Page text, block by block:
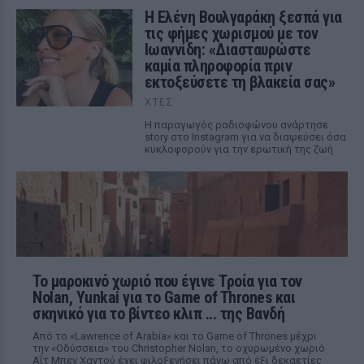
Η Ελένη Βουλγαράκη ξεσπά για
τις φήμες χωρισμού με τον
Ιωαννίδη: «Διασταυρώστε
καμία πληροφορία πριν
εκτοξεύσετε τη βλακεία σας»
ΧΤΕΣ
Η παραγωγός ραδιοφώνου ανάρτησε
story στο Instagram για να διαψεύσει όσα
κυκλοφορούν για την ερωτική της ζωή
Το μαροκινό χωριό που έγινε Τροία για τον
Nolan, Yunkai για το Game of Thrones και
σκηνικό για το βίντεο κλιπ ... της Βανδή
Από το «Lawrence of Arabia» και το Game of Thrones μέχρι
την «Οδύσσεια» του Christopher Nolan, το οχυρωμένο χωριό
Αΐτ Μπεν Χαντού έχει φιλοξενήσει πάνω από έξι δεκαετίες